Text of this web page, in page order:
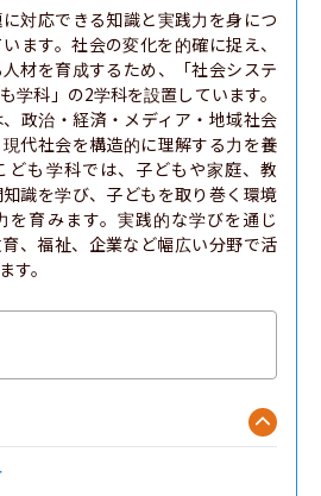
対応できる知識と実践力を身につ
ます。社会の変化を的確に捉え、
材を育成するため、「社会システ
学科」の2学科を設置しています。
政治・経済・メディア・地域社会
代社会を構造的に理解する力を養
ども学科では、子どもや家庭、教
識を学び、子どもを取り巻く環境
を育みます。実践的な学びを通じ
、福祉、企業など幅広い分野で活
す。